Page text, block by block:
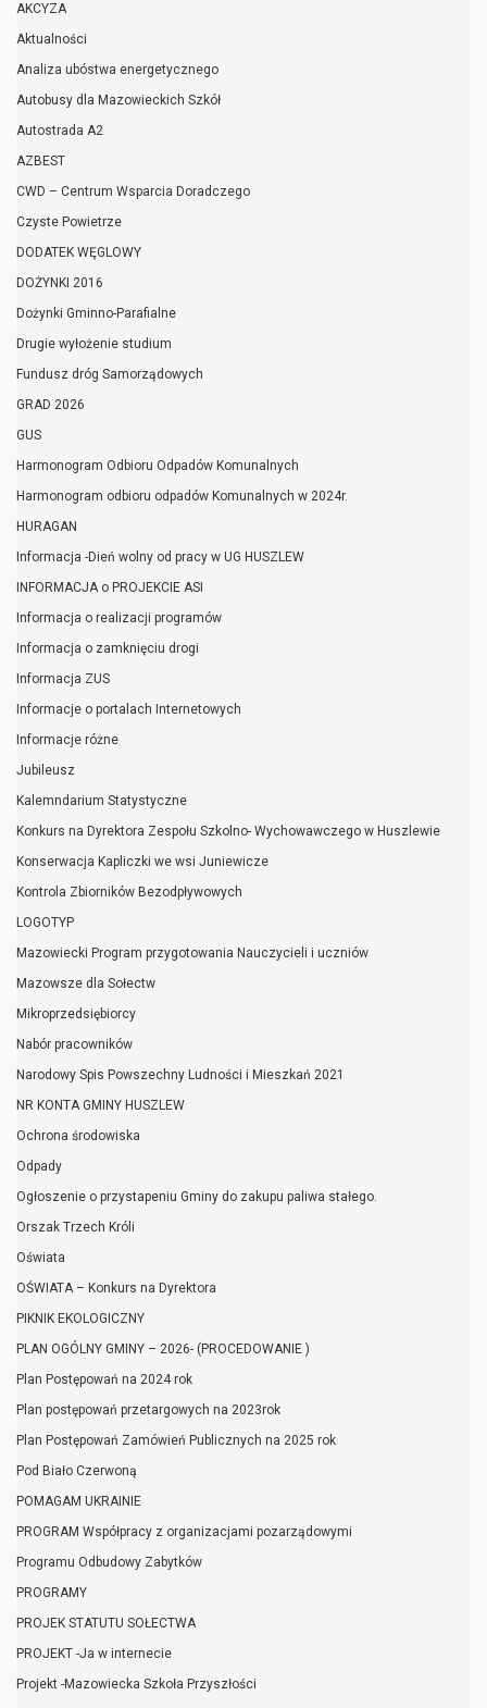
AKCYZA
Aktualności
Analiza ubóstwa energetycznego
Autobusy dla Mazowieckich Szkół
Autostrada A2
AZBEST
CWD – Centrum Wsparcia Doradczego
Czyste Powietrze
DODATEK WĘGLOWY
DOŻYNKI 2016
Dożynki Gminno-Parafialne
Drugie wyłożenie studium
Fundusz dróg Samorządowych
GRAD 2026
GUS
Harmonogram Odbioru Odpadów Komunalnych
Harmonogram odbioru odpadów Komunalnych w 2024r.
HURAGAN
Informacja -Dień wolny od pracy w UG HUSZLEW
INFORMACJA o PROJEKCIE ASI
Informacja o realizacji programów
Informacja o zamknięciu drogi
Informacja ZUS
Informacje o portalach Internetowych
Informacje różne
Jubileusz
Kalemndarium Statystyczne
Konkurs na Dyrektora Zespołu Szkolno- Wychowawczego w Huszlewie
Konserwacja Kapliczki we wsi Juniewicze
Kontrola Zbiorników Bezodpływowych
LOGOTYP
Mazowiecki Program przygotowania Nauczycieli i uczniów
Mazowsze dla Sołectw
Mikroprzedsiębiorcy
Nabór pracowników
Narodowy Spis Powszechny Ludności i Mieszkań 2021
NR KONTA GMINY HUSZLEW
Ochrona środowiska
Odpady
Ogłoszenie o przystapeniu Gminy do zakupu paliwa stałego.
Orszak Trzech Króli
Oświata
OŚWIATA – Konkurs na Dyrektora
PIKNIK EKOLOGICZNY
PLAN OGÓLNY GMINY – 2026- (PROCEDOWANIE )
Plan Postępowań na 2024 rok
Plan postępowań przetargowych na 2023rok
Plan Postępowań Zamówień Publicznych na 2025 rok
Pod Biało Czerwoną
POMAGAM UKRAINIE
PROGRAM Współpracy z organizacjami pozarządowymi
Programu Odbudowy Zabytków
PROGRAMY
PROJEK STATUTU SOŁECTWA
PROJEKT -Ja w internecie
Projekt -Mazowiecka Szkoła Przyszłości